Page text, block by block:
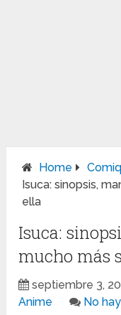
Home
Isuca: sinopsis,
ella
Isuca:
mucho más
septiembre 3,
Anime
No